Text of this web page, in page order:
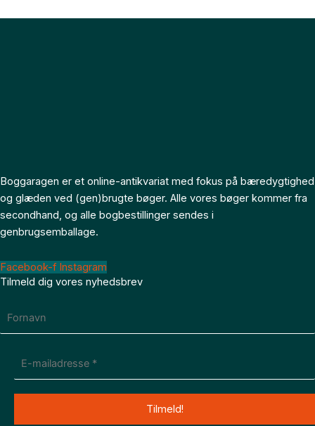
Boggaragen er et online-antikvariat med fokus på bæredygtighed
og glæden ved (gen)brugte bøger. Alle vores bøger kommer fra
secondhand, og alle bogbestillinger sendes i
genbrugsemballage.
Facebook-f Instagram
Tilmeld dig vores nyhedsbrev